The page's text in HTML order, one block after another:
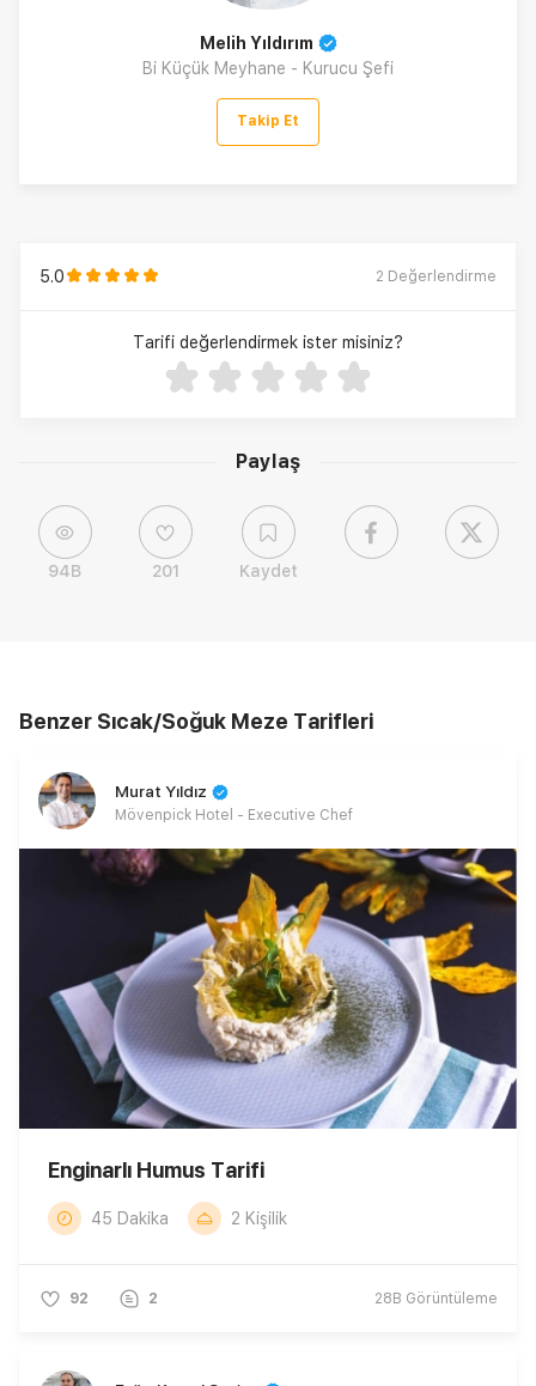
Paylaş
94B 201 Kaydet
Melih Yıldırım
Bi Küçük Meyhane - Kurucu Şefi
Takip Et
5.0 2 Değerlendirme
Tarifi değerlendirmek ister misiniz?
Benzer Sıcak/Soğuk Meze Tarifleri
Murat Yıldız
Mövenpick Hotel - Executive Chef
Enginarlı Humus Tarifi
45 Dakika 2 Kişilik
92 2 28B Görüntüleme